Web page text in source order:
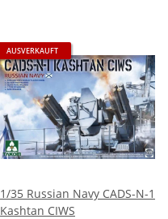
AUSVERKAUFT
1/35 Russian Navy CADS-N-1
Kashtan CIWS